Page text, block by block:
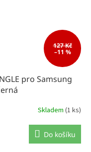
127 Kč
–11 %
pro Samsung
Skladem (1 ks)
Do košíku